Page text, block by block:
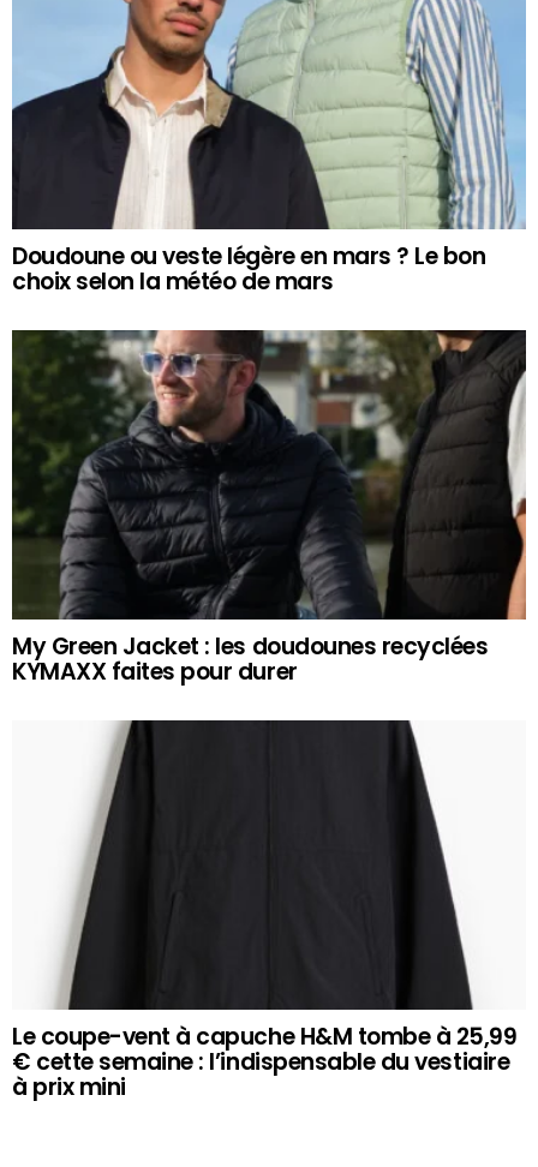
Doudoune ou veste légère en mars ? Le bon
choix selon la météo de mars
My Green Jacket : les doudounes recyclées
KYMAXX faites pour durer
Le coupe-vent à capuche H&M tombe à 25,99
€ cette semaine : l’indispensable du vestiaire
à prix mini